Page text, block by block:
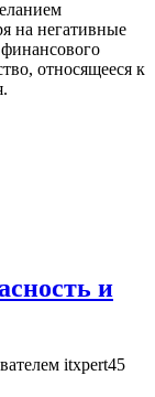
на негативные
относящееся к
и
itxpert45